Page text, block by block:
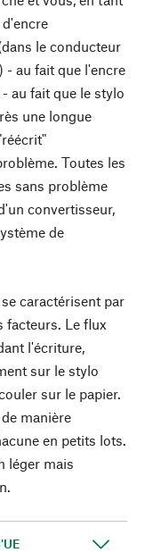
le conducteur
- au fait que l'encre
au fait que le stylo
une longue
Toutes les
sans problème
convertisseur,
de
caractérisent par
facteurs. Le flux
l'écriture,
sur le stylo
sur le papier.
manière
en petits lots.
léger mais